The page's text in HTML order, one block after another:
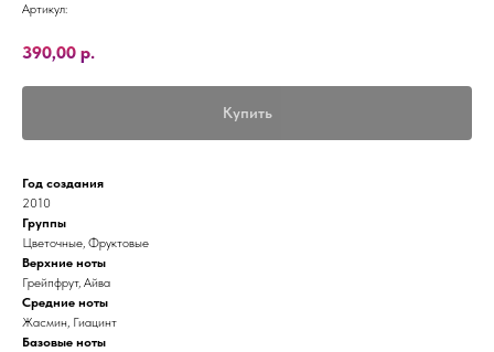
Артикул:
390,00 р.
Купить
Год создания
2010
Группы
Цветочные, Фруктовые
Верхние ноты
Грейпфрут, Айва
Средние ноты
Жасмин, Гиацинт
Базовые ноты